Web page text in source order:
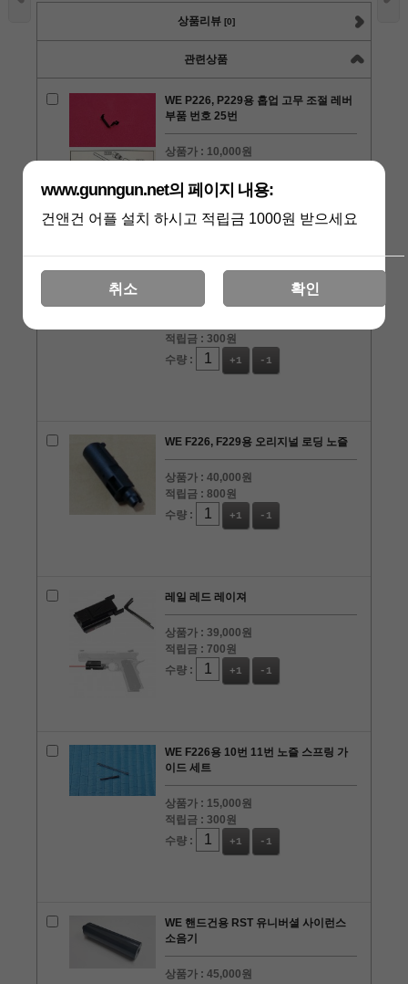
상품리뷰 [0]
관련상품
WE P226, P229용 홉업 고무 조절 레버
부품 번호 25번
상품가 : 10,000원
수량 :
+1 -1
WE P226용 S-60번 부품 슬라이드 분해
적립금 :300원
수량 :
+1 -1
WE F226, F229용 오리지널 로딩 노즐
상품가 :40,000원
적립금 :800원
수량 :
+1 -1
레일 레드 레이져
상품가 :39,000원
적립금 :700원
수량 :
+1 -1
WE F226용 10번 11번 노즐 스프링 가
이드 세트
상품가 : 15,000원
적립금 :300원
수량 :
+1 -1
WE 핸드건용 RST 유니버셜 사이런스
소음기
상품가 :45,000원
www.gunngun.net의 페이지 내용:
건앤건 어플 설치 하시고 적립금 1000원 받으세요
취소 확인